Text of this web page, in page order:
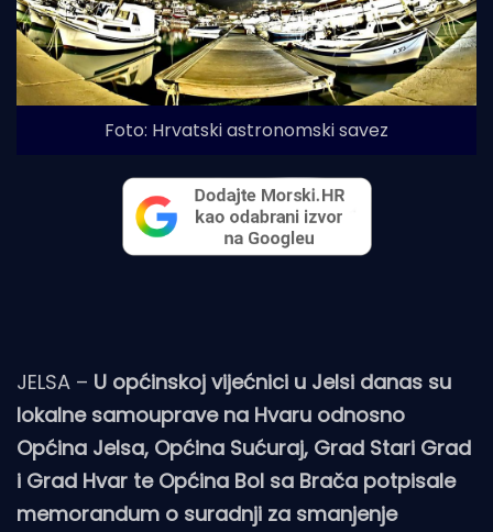
Foto: Hrvatski astronomski savez
JELSA – U općinskoj vijećnici u Jelsi danas su
lokalne samouprave na Hvaru odnosno
Općina Jelsa, Općina Sućuraj, Grad Stari Grad
i Grad Hvar te Općina Bol sa Brača potpisale
memorandum o suradnji za smanjenje